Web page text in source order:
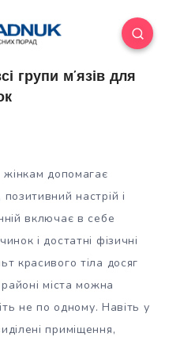
групи м’язів для
жінкам допомагає
настрій і
включає в себе
і достатні фізичні
красивого тіла досяг
міста можна
не по одному. Навіть у
приміщення,